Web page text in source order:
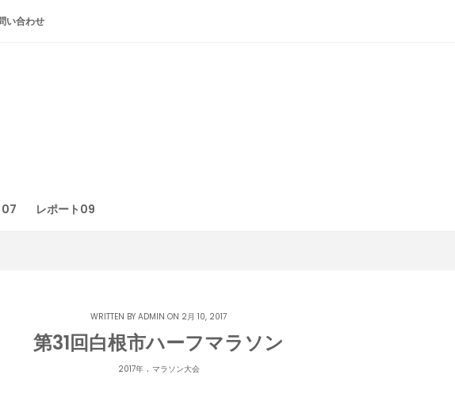
い合わせ
07 レポート09
WRITTEN BY ADMIN ON 2月 10, 2017
第31回白根市ハーフマラソン
2017年. マラソン大会